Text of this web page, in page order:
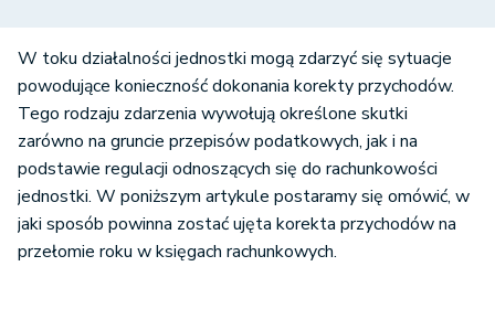
W toku działalności jednostki mogą zdarzyć się sytuacje
powodujące konieczność dokonania korekty przychodów.
Tego rodzaju zdarzenia wywołują określone skutki
zarówno na gruncie przepisów podatkowych, jak i na
podstawie regulacji odnoszących się do rachunkowości
jednostki. W poniższym artykule postaramy się omówić, w
jaki sposób powinna zostać ujęta korekta przychodów na
przełomie roku w księgach rachunkowych.